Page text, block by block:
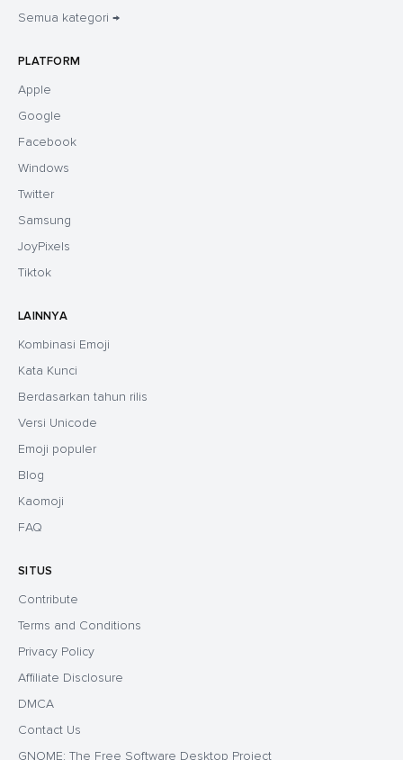
Semua kategori →
PLATFORM
Apple
Google
Facebook
Windows
Twitter
Samsung
JoyPixels
Tiktok
LAINNYA
Kombinasi Emoji
Kata Kunci
Berdasarkan tahun rilis
Versi Unicode
Emoji populer
Blog
Kaomoji
FAQ
SITUS
Contribute
Terms and Conditions
Privacy Policy
Affiliate Disclosure
DMCA
Contact Us
GNOME: The Free Software Desktop Project